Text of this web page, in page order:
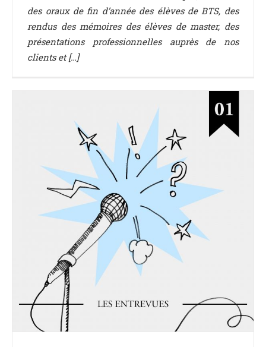
des oraux de fin d’année des élèves de BTS, des
rendus des mémoires des élèves de master, des
présentations professionnelles auprès de nos
clients et […]